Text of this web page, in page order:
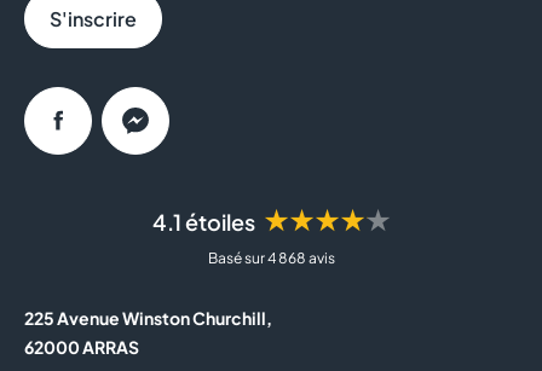
4.1 étoiles ★★★★★
Basé sur 4 868 avis
225 Avenue Winston Churchill,
62000 ARRAS
S'inscrire
FacebookMessenger